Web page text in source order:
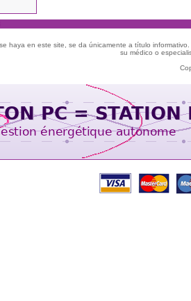
haya en este site, se da únicamente a título
su médico o